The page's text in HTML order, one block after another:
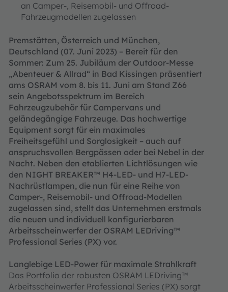
an Camper-, Reisemobil- und Offroad-
Fahrzeugmodellen zugelassen
Premstätten, Österreich und München,
Deutschland (07. Juni 2023) – Bereit für den
Sommer: Zum 25. Jubiläum der Outdoor-Messe
„Abenteuer & Allrad“ in Bad Kissingen präsentiert
ams OSRAM vom 8. bis 11. Juni am Stand Z66
sein Angebotsspektrum im Bereich
Fahrzeugzubehör für Campervans und
geländegängige Fahrzeuge. Das hochwertige
Equipment sorgt für ein maximales
Freiheitsgefühl und Sorglosigkeit – auch auf
anspruchsvollen Bergpässen oder bei Nebel in der
Nacht. Neben den etablierten Lichtlösungen wie
den NIGHT BREAKER™ H4-LED- und H7-LED-
Nachrüstlampen, die nun für eine Reihe von
Camper-, Reisemobil- und Offroad-Modellen
zugelassen sind, stellt das Unternehmen erstmals
die neuen und individuell konfigurierbaren
Arbeitsscheinwerfer der OSRAM LEDriving™
Professional Series (PX) vor.
Langlebige LED-Power für maximale Strahlkraft
Das Portfolio der robusten OSRAM LEDriving™
Arbeitsscheinwerfer Professional Series (PX) sorgt